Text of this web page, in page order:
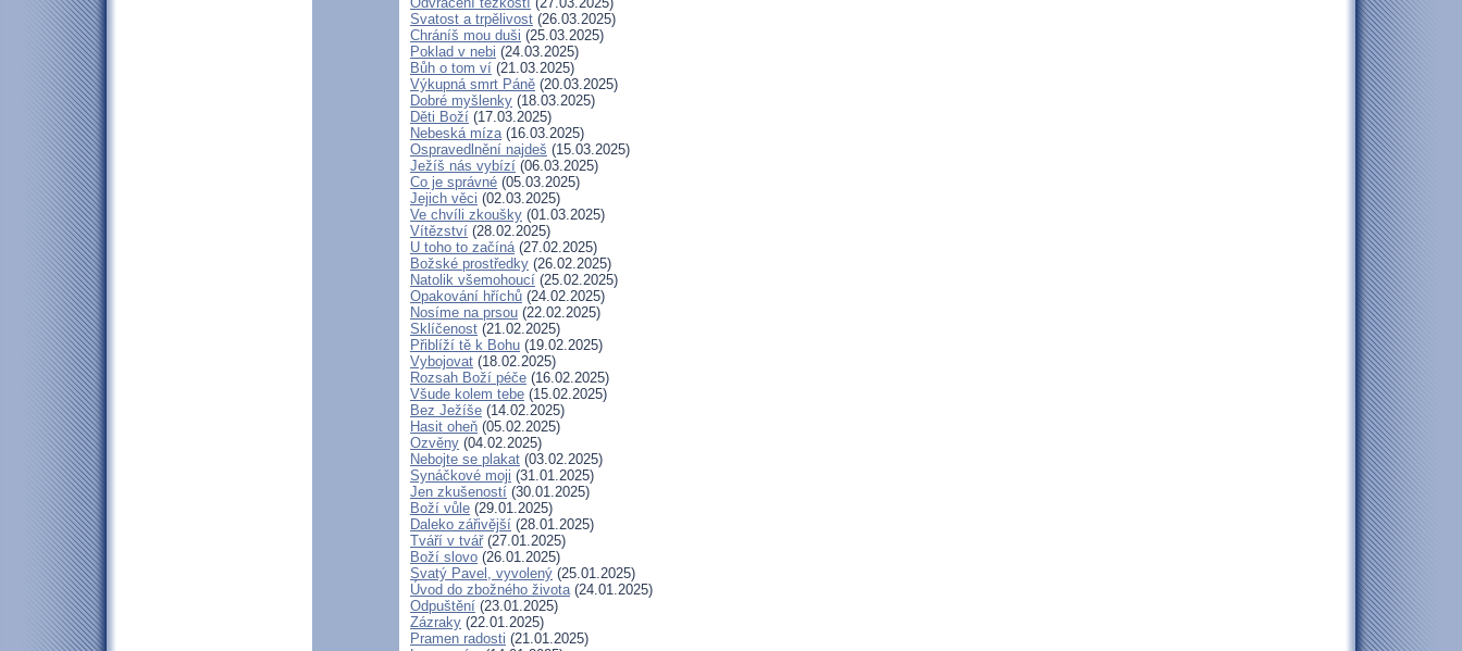
Svatost a trpělivost (26.03.2025)
Chráníš mou duši (25.03.2025)
Poklad v nebi (24.03.2025)
Bůh o tom ví (21.03.2025)
Výkupná smrt Páně (20.03.2025)
Dobré myšlenky (18.03.2025)
Děti Boží (17.03.2025)
Nebeská míza(16.03.2025)
Ospravedlnění najdeš (15.03.2025)
Ježíš nás vybízí (06.03.2025)
Co je správné (05.03.2025)
Jejich věci (02.03.2025)
Ve chvíli zkoušky (01.03.2025)
Vítězství (28.02.2025)
U toho to začíná(27.02.2025)
Božské prostředky (26.02.2025)
Natolik všemohoucí (25.02.2025)
Opakování hříchů (24.02.2025)
Nosíme na prsou (22.02.2025)
Sklíčenost (21.02.2025)
Přiblíží tě k Bohu (19.02.2025)
Vybojovat (18.02.2025)
Rozsah Boží péče (16.02.2025)
Všude kolem tebe (15.02.2025)
Bez Ježíše (14.02.2025)
Hasit oheň (05.02.2025)
Ozvěny (04.02.2025)
Nebojte se plakat (03.02.2025)
Synáčkové moji (31.01.2025)
Jen zkušeností (30.01.2025)
Boží vůle (29.01.2025)
Daleko zářivější (28.01.2025)
Tváří v tvář(27.01.2025)
Boží slovo (26.01.2025)
Svatý Pavel, vyvolený (25.01.2025)
Úvod do zbožného života(24.01.2025)
Odpuštění (23.01.2025)
Zázraky (22.01.2025)
Pramen radosti (21.01.2025)